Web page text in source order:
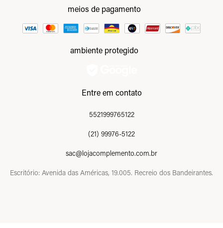
meios de pagamento
ambiente protegido
Entre em contato
5521999765122
(21) 99976-5122
sac@lojacomplemento.com.br
Escritório: Avenida das Américas, 19.005. Recreio dos Bandeirantes.